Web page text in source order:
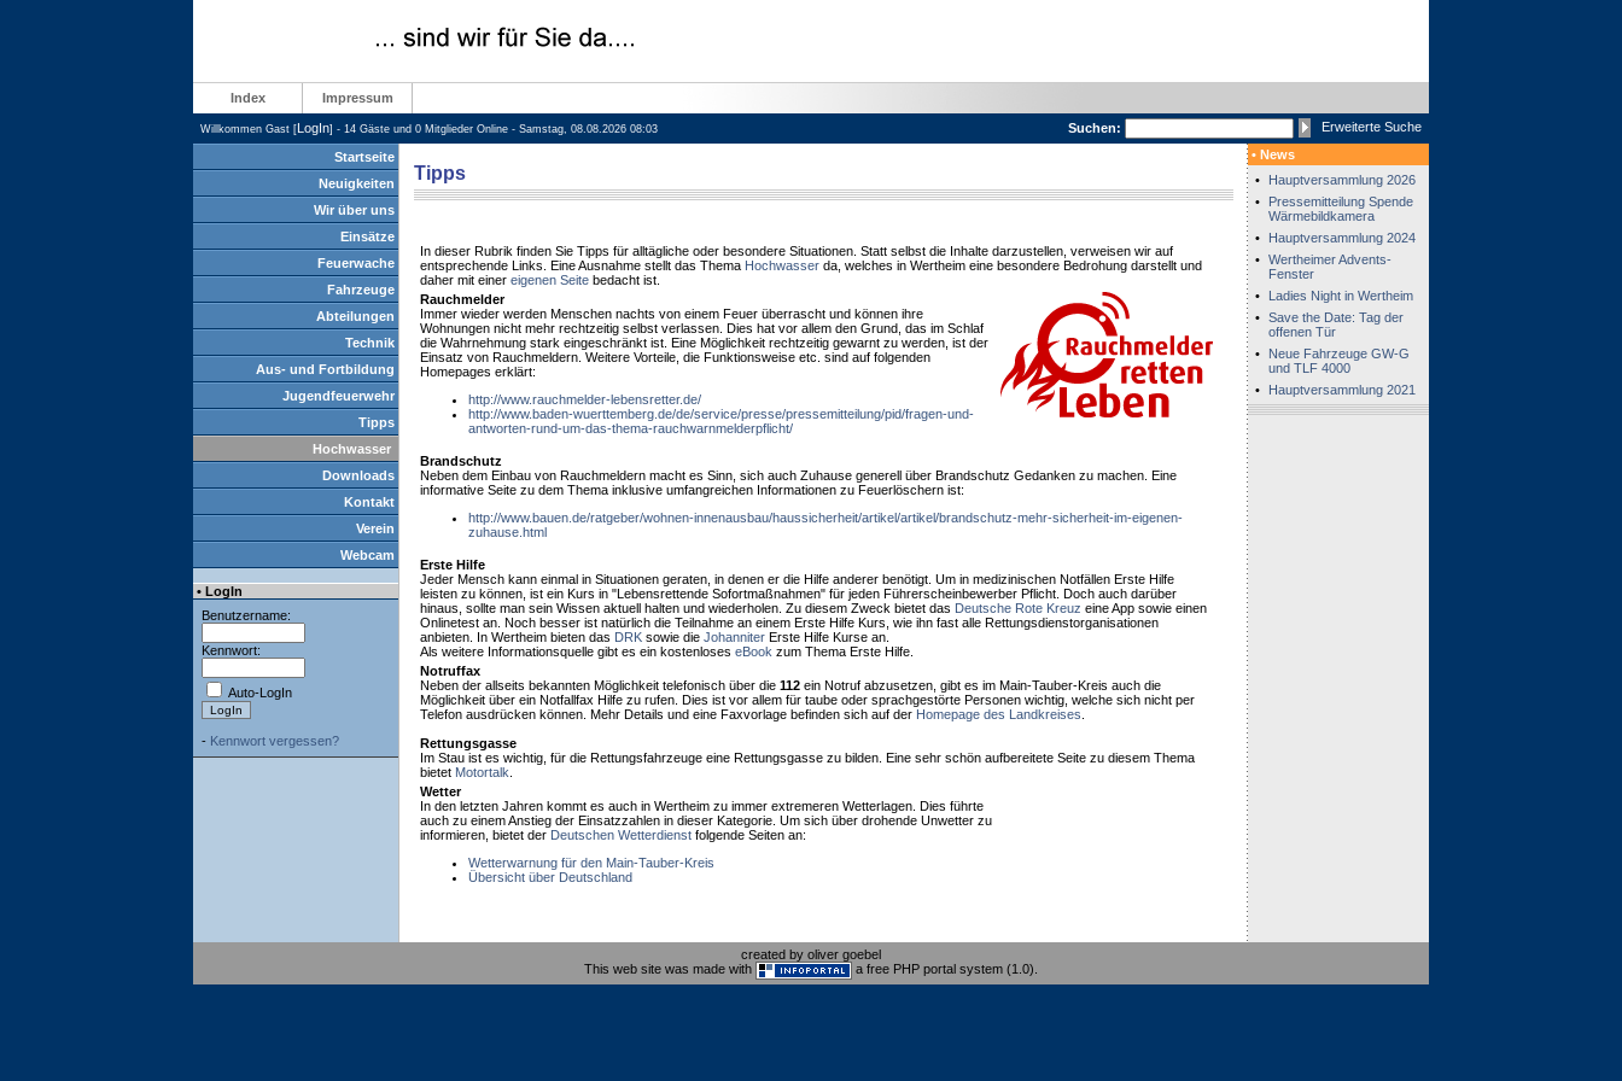
Index Impressum
Willkommen Gast [LogIn] - 14 Gäste und 0 Mitglieder Online - Samstag, 08.08.2026 08:03 Suchen: Erweiterte Suche
Startseite
Neuigkeiten
Wir über uns
Einsätze
Feuerwache
Fahrzeuge
Abteilungen
Technik
Aus- und Fortbildung
Jugendfeuerwehr
Tipps
Hochwasser
Downloads
Kontakt
Verein
Webcam
• LogIn
Benutzername:
Kennwort:
Auto-LogIn
- Kennwort vergessen?
Tipps
In dieser Rubrik finden Sie Tipps für alltägliche oder besondere Situationen. Statt selbst die Inhalte darzustellen, verweisen wir auf
entsprechende Links. Eine Ausnahme stellt das Thema Hochwasserda, welches in Wertheim eine besondere Bedrohung darstellt und
daher mit einer eigenen Seitebedacht ist.
Rauchmelder
Immer wieder werden Menschen nachts von einem Feuer überrascht und können ihre
Wohnungen nicht mehr rechtzeitig selbst verlassen. Dies hat vor allem den Grund, das im Schlaf
die Wahrnehmung stark eingeschränkt ist. Eine Möglichkeit rechtzeitig gewarnt zu werden, ist der
Einsatz von Rauchmeldern. Weitere Vorteile, die Funktionsweise etc. sind auf folgenden
Homepages erklärt:
http://www.rauchmelder-lebensretter.de/
http://www.baden-wuerttemberg.de/de/service/presse/pressemitteilung/pid/fragen-und-
antworten-rund-um-das-thema-rauchwarnmelderpflicht/
Brandschutz
Neben dem Einbau von Rauchmeldern macht es Sinn, sich auch Zuhause generell über Brandschutz Gedanken zu machen. Eine
informative Seite zu dem Thema inklusive umfangreichen Informationen zu Feuerlöschern ist:
http://www.bauen.de/ratgeber/wohnen-innenausbau/haussicherheit/artikel/artikel/brandschutz-mehr-sicherheit-im-eigenen-
zuhause.html
Erste Hilfe
Jeder Mensch kann einmal in Situationen geraten, in denen er die Hilfe anderer benötigt. Um in medizinischen Notfällen Erste Hilfe
leisten zu können, ist ein Kurs in "Lebensrettende Sofortmaßnahmen" für jeden Führerscheinbewerber Pflicht. Doch auch darüber
hinaus, sollte man sein Wissen aktuell halten und wiederholen. Zu diesem Zweck bietet das Deutsche Rote Kreuz eine App sowie einen
Onlinetest an. Noch besser ist natürlich die Teilnahme an einem Erste Hilfe Kurs, wie ihn fast alle Rettungsdienstorganisationen
anbieten. In Wertheim bieten das DRKsowie die JohanniterErste Hilfe Kurse an.
Als weitere Informationsquelle gibt es ein kostenloses eBook zum Thema Erste Hilfe.
Notruffax
Neben der allseits bekannten Möglichkeit telefonisch über die 112ein Notruf abzusetzen, gibt es im Main-Tauber-Kreis auch die
Möglichkeit über ein Notfallfax Hilfe zu rufen. Dies ist vor allem für taube oder sprachgestörte Personen wichtig, welche sich nicht per
Telefon ausdrücken können. Mehr Details und eine Faxvorlage befinden sich auf der Homepage des Landkreises
Rettungsgasse
Im Stau ist es wichtig, für die Rettungsfahrzeuge eine Rettungsgasse zu bilden. Eine sehr schön aufbereitete Seite zu diesem Thema
bietet Motortalk
Wetter
In den letzten Jahren kommt es auch in Wertheim zu immer extremeren Wetterlagen. Dies führte
auch zu einem Anstieg der Einsatzzahlen in dieser Kategorie. Um sich über drohende Unwetter zu
informieren, bietet der Deutschen Wetterdienstfolgende Seiten an:
Wetterwarnung für den Main-Tauber-Kreis
Übersicht über Deutschland
• News
•
Hauptversammlung 2026
•
Pressemitteilung Spende
Wärmebildkamera
•
Hauptversammlung 2024
• Wertheimer Advents-
Fenster
•
Ladies Night in Wertheim
• Save the Date: Tag der
offenen Tür
•
Neue Fahrzeuge GW-G
und TLF 4000
•
Hauptversammlung 2021
created by oliver goebel
This web site was made with
a free PHP portal system (1.0).